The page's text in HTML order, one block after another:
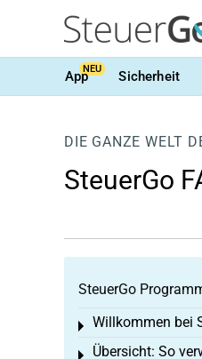
AppNEU Sicherheit
DIE GANZE WELT
SteuerGo
SteuerGo
Willkommen bei
Toggle menu
Übersicht: So